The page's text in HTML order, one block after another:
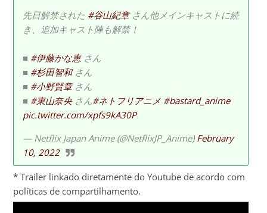
先日解禁された #谷山紀章さん他メインキャストに続
き、追加キャスト陣も解禁！
■ #伊藤かな恵さん
■ #杉田智和さん
■ #小野賢章さん
■ #東山奈央さん#ネトフリアニメ #bastard_anime
pic.twitter.com/xpfs9kA30P
— Netflix Japan Anime (@NetflixJP_Anime)February
10, 2022
* Trailer linkado diretamente do Youtube de acordo com
políticas de compartilhamento.